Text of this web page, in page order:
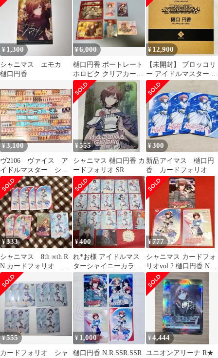
¥ 1,300
シャニマス エモカ
樋口円香
¥6,000
樋口円香 ポートレート
ホロピク クリアカード
アクリルカード
¥ 12,900
【未開封】 ブロッコリ
ー アイドルマスター シ
ャイニーカラーズ 樋口
円香 クリアマリンカー
ム ver. 1/7 スケール フ
ィギュア / BROCCOLI
アイマス
¥3,100
ヴ2106 ヴァイス ア
イドルマスター シャ
イニーカラーズ デッ
キ パーツ
¥555
シャニマス 樋口円香 カ
ードフォリオ SR
¥300
新品アイマス 樋口円
香 カードフォリオ
¥333
シャニマス 8th ∞th R
N カードフォリオ
moiw 7th 樋口円香
¥400
れ*お様 アイドルマス
ターシャイニーカラー
ズ MOIW2025 カードフ
ォリオ
¥777
シャニマス カードフォ
リオvol.2 樋口円香 N R
SSR
¥555
カードフォリオ シャ
¥ 1,000
樋口円香 N.R.SSR.SSR
¥4,444
ユニオンアリーナ R★